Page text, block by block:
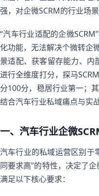
强，对企微SCRM的行业场
“汽车行业适配的企微
化功能，无法解决个微转企
景适配、获客留存能力、内
进行全维度打分，探马
分100分，稳居行业第一；
结合汽车行业私域痛点与实
一、汽车行业企微
汽车行业的私域运营区别于
同要求高”的特性，决定了
满足以下核心要求：